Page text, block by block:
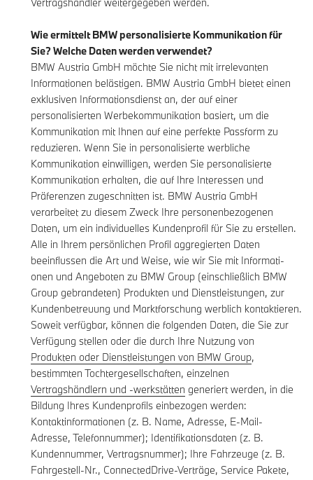
Wie ermittelt BMW personalisierte Kommunikation für
Sie? Welche Daten werden verwendet?
BMW Austria GmbH möchte Sie nicht mit irrelevanten
Informationen belästigen. BMW Austria GmbH bietet einen
exklusiven Informationsdienst an, der auf einer
personalisierten Werbekommunikation basiert, um die
Kommunikation mit Ihnen auf eine perfekte Passform zu
reduzieren. Wenn Sie in personalisierte werbliche
Kommunikation einwilligen, werden Sie personalisierte
Kommunikation erhalten, die auf Ihre Interessen und
Präferenzen zugeschnitten ist. BMW Austria GmbH
verarbeitet zu diesem Zweck Ihre personenbezogenen
Daten, um ein individuelles Kundenprofil für Sie zu erstellen.
Alle in Ihrem persönlichen Profil aggregierten Daten
beeinflussen die Art und Weise, wie wir Sie mit Informati-
onen und Angeboten zu BMW Group (einschließlich BMW
Group gebrandeten) Produkten und Dienstleistungen, zur
Kundenbetreuung und Marktforschung werblich kontaktieren.
Soweit verfügbar, können die folgenden Daten, die Sie zur
Verfügung stellen oder die durch Ihre Nutzung von
Produkten oder Dienstleistungen von BMW Group,
bestimmten Tochtergesellschaften, einzelnen
Vertragshändlern und -werkstätten generiert werden, in die
Bildung Ihres Kundenprofils einbezogen werden:
Kontaktinformationen (z. B. Name, Adresse, E-Mail-
Adresse, Telefonnummer); Identifikationsdaten (z. B.
Kundennummer, Vertragsnummer); Ihre Fahrzeuge (z. B.
Fahrgestell-Nr., ConnectedDrive-Verträge, Service Pakete,